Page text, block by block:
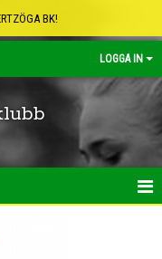
BK!
LOGGA IN